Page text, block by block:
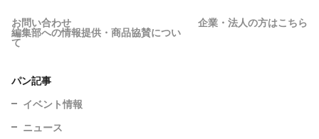
お問い合わせ 企業・法人の方はこちら
編集部への情報提供・商品協賛につい
て
パン記事
イベント情報
ニュース